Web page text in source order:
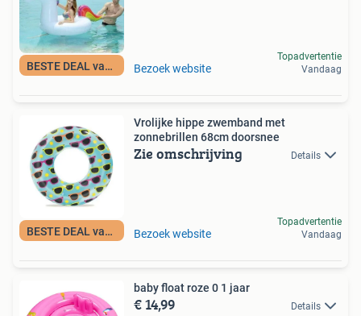
BESTE DEAL vandaag Bezoek website
Topadvertentie
Vandaag
BESTE DEAL vandaag
Vrolijke hippe zwemband met
zonnebrillen 68cm doorsnee
Zie omschrijving Details
Bezoek website
Topadvertentie
Vandaag
baby float roze 0 1 jaar
€ 14,99 Details